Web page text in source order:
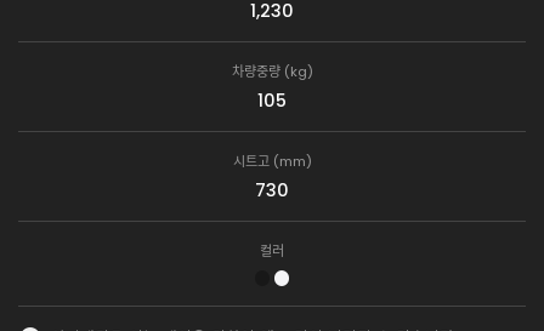
1,230
차량중량 (kg)
105
시트고 (mm)
730
컬러